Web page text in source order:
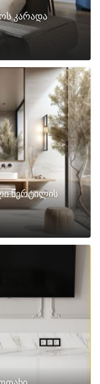
კარადა
წერტილის